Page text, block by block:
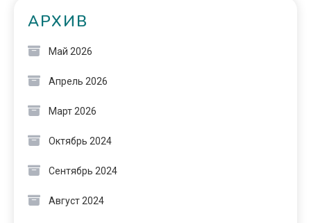
АРХИВ
Май 2026
Апрель 2026
Март 2026
Октябрь 2024
Сентябрь 2024
Август 2024